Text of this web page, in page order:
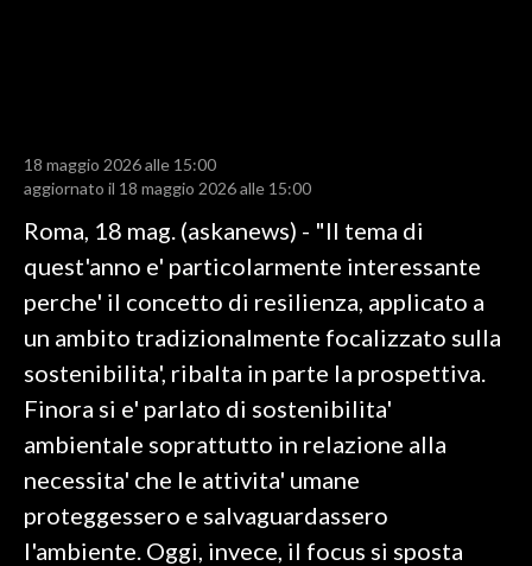
SPORT
RISULTATI E CLASSIFICHE
CALCIO REGIONALE
MOTORI
TENNIS
ALTRI SPORT
CULTURA
18 maggio 2026 alle 15:00
aggiornato il 18 maggio 2026 alle 15:00
Roma, 18 mag. (askanews) - "Il tema di
quest'anno e' particolarmente interessante
perche' il concetto di resilienza, applicato a
un ambito tradizionalmente focalizzato sulla
sostenibilita', ribalta in parte la prospettiva.
Finora si e' parlato di sostenibilita'
ambientale soprattutto in relazione alla
necessita' che le attivita' umane
proteggessero e salvaguardassero
l'ambiente. Oggi, invece, il focus si sposta